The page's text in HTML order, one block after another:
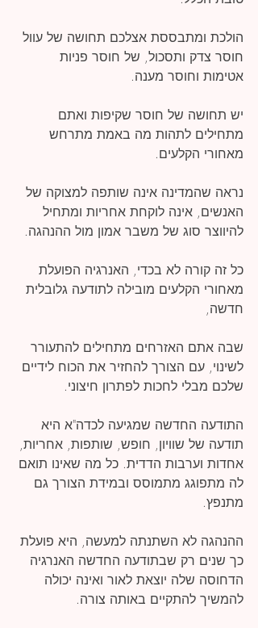
הולכת ומתבססת אצלכם תחושה של עוול
חוסר צדק ותסכול, של חוסר פניות
אטימות וחוסר מענה.
יש תחושה של חוסר שקיפות ואתם
מתחילים לתהות מה באמת מתרחש
מאחורי הקלעים.
נראה שהמדינה אינה שותפה למצוקה של
האנשים, אינה לוקחת אחריות ומתחיל
להיווצר סוג של משבר אמון מול ההנהגה.
כל זה קורה לא בכדי, האנרגיה הפועלת
מאחורי הקלעים מובילה לתודעה גלובלית
חדשה,
שבה אתם האזרחים מתחילים להתעורר
לשינוי, עם הצורך להחזיר את הכוח לידיים
שלכם מבלי לחכות לפתרון חיצוני.
התודעה החדשה שמגיעה לכדה"א היא
תודעה של שוויון, חופש, שותפות, אחריות,
אחדות וערבות הדדית. כל מה שאינו תואם
לה מתפוגג מתמוסס ובמידת הצורך גם
מתנפץ.
ההנהגה לא השתנתה למעשה, היא פועלת
כך שנים רק שבתודעה החדשה האנרגיה
הדחוסה שלה יוצאת לאור ואינה יכולה
להמשיך להתקיים באותה צורה.